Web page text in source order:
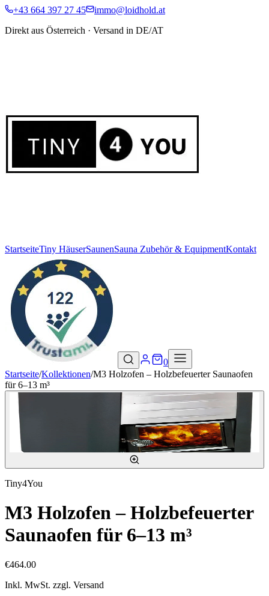
+43 664 397 27 45
immo@loidhold.at
Direkt aus Österreich · Versand in DE/AT
StartseiteTiny HäuserSaunenSauna Zubehör & EquipmentKontakt
0
Startseite/Kollektionen/M3 Holzofen – Holzbefeuerter Saunaofen
für 6–13 m³
Tiny4You
M3 Holzofen – Holzbefeuerter
Saunaofen für 6–13 m³
€464.00
Inkl. MwSt. zzgl. Versand